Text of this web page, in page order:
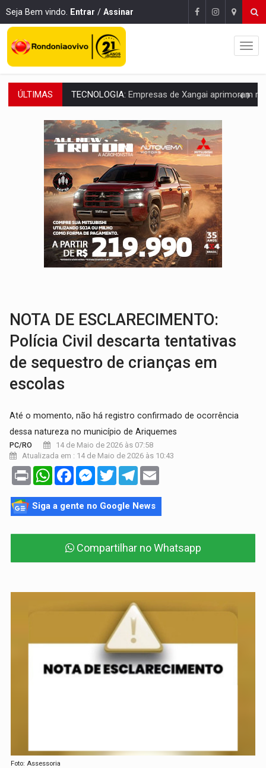
Seja Bem vindo. Entrar / Assinar
ÚLTIMAS PROTEGE A TERRA:China descobre como explodir asteroide com bomba
VÍDEO:Motociclista morre após bater na traseira de
PARECE UM NUGGET:Essa receita com frango virou o meu
EMPREENDEDORISMO:7 negócios que podem começar com pouco dinheiro e
GIGANTE DA AMÉRICA:Brasil reúne dimensão continental e posição
INDEPENDÊNCIA:10 dicas importantes para quem quer
VARCENA:Cientistas descobrem nova espécie de rã em florestas
BARGANHA:Vai comprar celular usado? Veja como consultar o
NOTA DE ESCLARECIMENTO:
Polícia Civil descarta tentativas
de sequestro de crianças em
escolas
Até o momento, não há registro confirmado de ocorrência
dessa natureza no município de Ariquemes
PC/RO
14 de Maio de 2026 às 07:58
Atualizada em : 14 de Maio de 2026 às 10:43
Print WhatsAppFacebookMessenger
TwitterTelegram
Siga a gente no Google News
Compartilhar no Whatsapp
Foto: Assessoria